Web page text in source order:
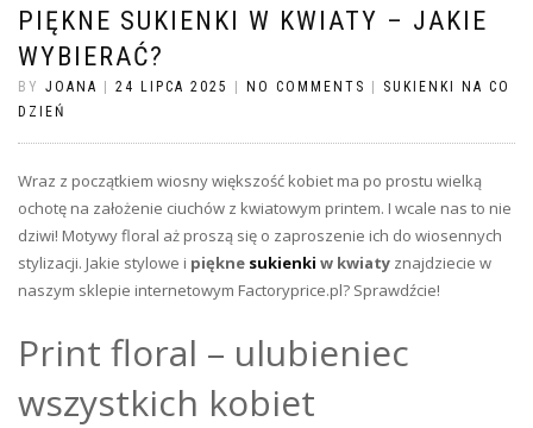
PIĘKNE SUKIENKI W KWIATY – JAKIE
WYBIERAĆ?
BY JOANA | 24 LIPCA 2025 | NO COMMENTS | SUKIENKI NA CO
DZIEŃ
Wraz z początkiem wiosny większość kobiet ma po prostu wielką
ochotę na założenie ciuchów z kwiatowym printem. I wcale nas to nie
dziwi! Motywy floral aż proszą się o zaproszenie ich do wiosennych
stylizacji. Jakie stylowe i piękne sukienki w kwiaty znajdziecie w
naszym sklepie internetowym Factoryprice.pl? Sprawdźcie!
Print floral – ulubieniec
wszystkich kobiet